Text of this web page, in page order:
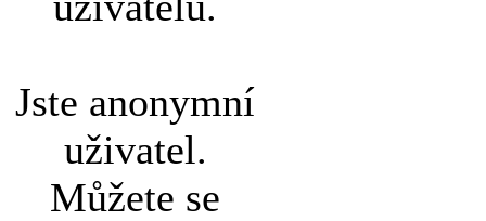
Jste anonymní
uživatel.
Můžete se